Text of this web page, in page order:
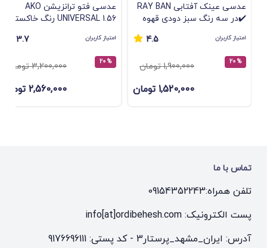
عدسی عینک آفتابی RAY BAN
✔️در سه رنگ سبز دودی قهوه
امتیاز کاربران 4.5
% 20 1,900,000 تومان
1,520,000 تومان
عدسی فتو ترانزیشن AKO
UNIVERSAL 1.56 رنگ خاکستری
امتیاز کاربران 3.7
% 20 3,200,000 تومان
2,560,000 تومان
تماس با ما
تلفن همراه:09154352243
پست الکترونیک: info[at]ordibehesh.com
آدرس: ایران_مشهد_پرستار3 - کد پستی: 9176696111